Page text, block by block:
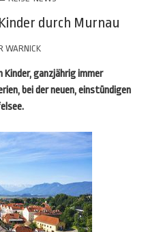
durch Murnau
WARNICK
Kinder, ganzjährig immer
bei der neuen, einstündigen